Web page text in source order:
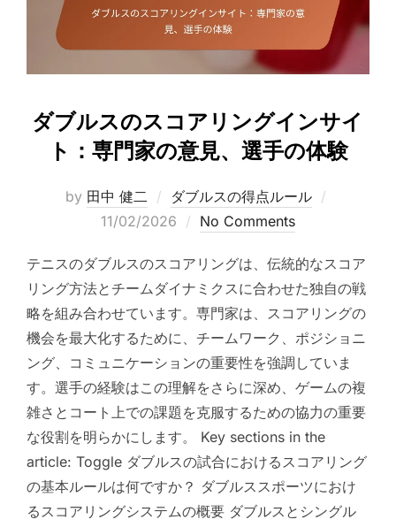
ダブルスのスコアリングインサイ
ト：専門家の意見、選手の体験
by 田中 健二 ダブルスの得点ルール
11/02/2026 No Comments
テニスのダブルスのスコアリングは、伝統的なスコア
リング方法とチームダイナミクスに合わせた独自の戦
略を組み合わせています。専門家は、スコアリングの
機会を最大化するために、チームワーク、ポジショニ
ング、コミュニケーションの重要性を強調していま
す。選手の経験はこの理解をさらに深め、ゲームの複
雑さとコート上での課題を克服するための協力の重要
な役割を明らかにします。 Key sections in the
article: Toggle ダブルスの試合におけるスコアリング
の基本ルールは何ですか？ ダブルススポーツにおけ
るスコアリングシステムの概要 ダブルスとシングル